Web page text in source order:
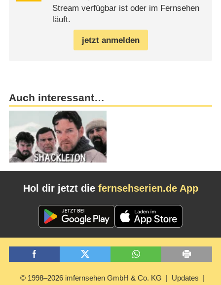
Stream verfügbar ist oder im Fernsehen
läuft.
jetzt anmelden
Auch interessant…
Hol dir jetzt die fernsehserien.de App
© 1998–2026 imfernsehen GmbH & Co. KG Updates